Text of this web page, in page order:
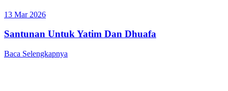
13 Mar 2026
Santunan Untuk Yatim Dan Dhuafa
Baca Selengkapnya